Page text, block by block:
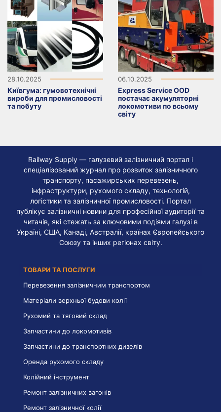
28.10.2025
Київгума: гумовотехнічні
вироби для промисловості
та побуту
06.10.2025
Express Service OOD
постачає акумуляторні
локомотиви по всьому
світу
Railway Supply — галузевий залізничний портал і
спеціалізований журнал про розвиток залізничного
транспорту, пасажирських перевезень,
інфраструктури, рухомого складу, технологій,
логістики та залізничної промисловості. Портал
публікує залізничні новини для професійної аудиторії та
читачів, які стежать за ключовими подіями галузі в
Україні, США, Канаді, Австралії, країнах Європейського
Союзу та інших регіонах світу.
ТОВАРИ ТА ПОСЛУГИ
Перевезення залізничним транспортом
Матеріали верхньої будови колії
Рухомий та тяговий склад
Запчастини до локомотивів
Запчастини до транспортних дизелів
Оренда рухомого складу
Колійний інструмент
Ремонт залізничних вагонів
Ремонт залізничної колії